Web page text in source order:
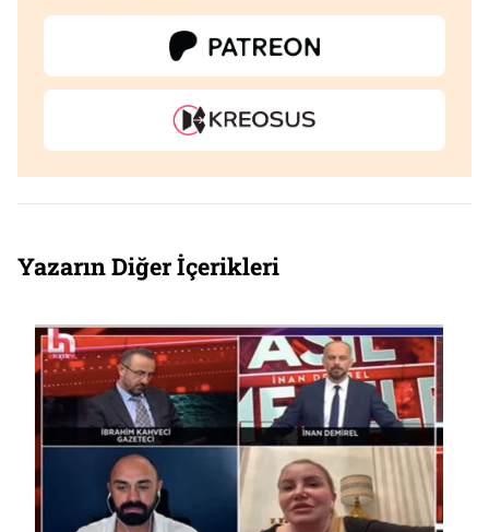
Yazarın Diğer İçerikleri